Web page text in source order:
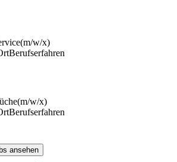
(m/w/x)
Berufserfahren
(m/w/x)
Berufserfahren
ansehen